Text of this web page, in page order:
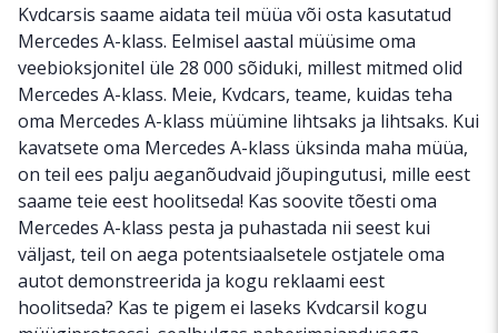
Kvdcarsis saame aidata teil müüa või osta kasutatud
Mercedes A-klass. Eelmisel aastal müüsime oma
veebioksjonitel üle 28 000 sõiduki, millest mitmed olid
Mercedes A-klass. Meie, Kvdcars, teame, kuidas teha
oma Mercedes A-klass müümine lihtsaks ja lihtsaks. Kui
kavatsete oma Mercedes A-klass üksinda maha müüa,
on teil ees palju aeganõudvaid jõupingutusi, mille eest
saame teie eest hoolitseda! Kas soovite tõesti oma
Mercedes A-klass pesta ja puhastada nii seest kui
väljast, teil on aega potentsiaalsetele ostjatele oma
autot demonstreerida ja kogu reklaami eest
hoolitseda? Kas te pigem ei laseks Kvdcarsil kogu